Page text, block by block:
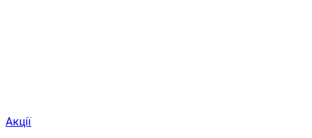
Акції